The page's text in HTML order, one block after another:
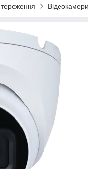
Відеокамери